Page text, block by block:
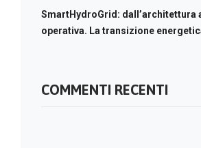
SmartHydroGrid: dall’architettura
operativa. La transizione
COMMENTI RECENTI